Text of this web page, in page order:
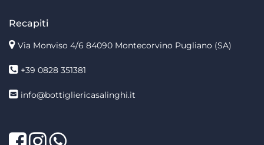
Recapiti
Via Monviso 4/6 84090 Montecorvino Pugliano (SA)
+39 0828 351381
info@bottigliericasalinghi.it
Facebook
TwitterLinkedIn